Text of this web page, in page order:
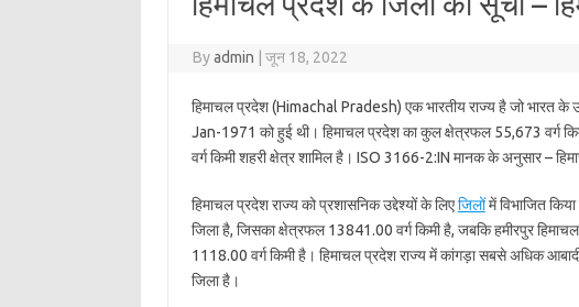
Byadmin जून 18, 2022
हिमाचल प्रदेश (Himachal Pradesh) एक भारतीय राज्य है जो भारत के
Jan-1971 को हुई थी। हिमाचल प्रदेश का कुल क्षेत्रफल 55,673 वर्ग
वर्ग किमी शहरी क्षेत्र शामिल है। ISO 3166-2:IN मानक के अनुसार –
हिमाचल प्रदेश राज्य को प्रशासनिक उद्देश्यों के लिएजिलोंमें विभाजित
जिला है, जिसका क्षेत्रफल 13841.00 वर्ग किमी है, जबकि हमीरपुर
1118.00 वर्ग किमी है। हिमाचल प्रदेश राज्य में कांगड़ा सबसे अधिक
जिला है।